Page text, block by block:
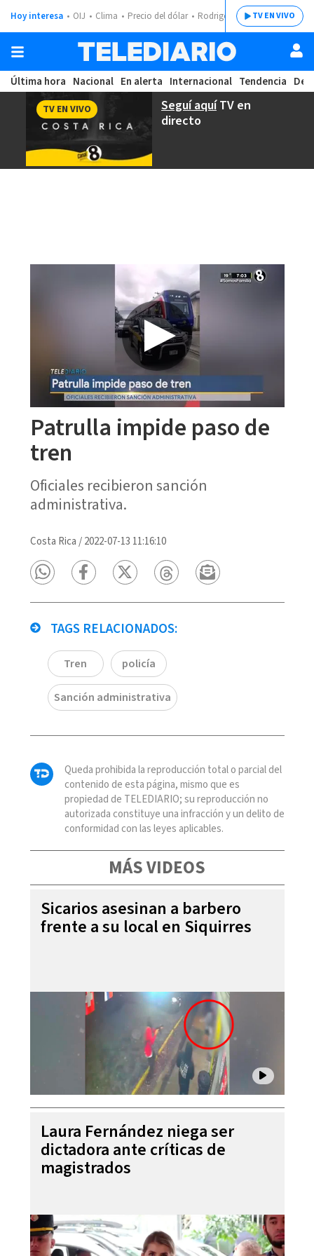
Hoy interesa OIJ Clima Precio del dólar Rodrigo ChavesTV EN VIVO
Última hora Nacional En alerta Internacional Tendencia
Seguí aquíTV en
directo
TV EN VIVO
Patrulla impide paso de
tren
Oficiales recibieron sanción
administrativa.
Costa Rica /2022-07-13 11:16:10
TAGS RELACIONADOS:
Tren policía
Sanción administrativa
Queda prohibida la reproducción total o parcial del
contenido de esta página, mismo que es
propiedad de TELEDIARIO; su reproducción no
autorizada constituye una infracción y un delito de
conformidad con las leyes aplicables.
MÁS VIDEOS
Sicarios asesinan a barbero
frente a su local en Siquirres
Laura Fernández niega ser
dictadora ante críticas de
magistrados